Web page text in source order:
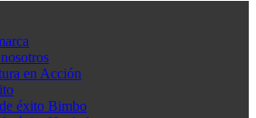
en Acción
éxito Bimbo